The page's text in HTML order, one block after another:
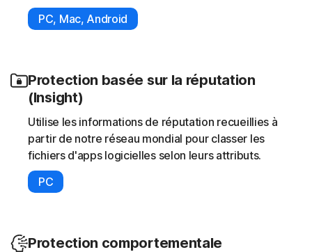
PC, Mac, Android
Protection basée sur la réputation
(Insight)
Utilise les informations de réputation recueillies à
partir de notre réseau mondial pour classer les
fichiers d'apps logicielles selon leurs attributs.
PC
Protection comportementale